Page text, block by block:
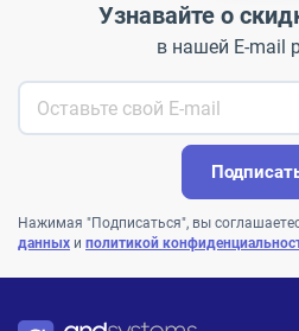
Узнавайте о
в нашей E-mail
Нажимая "Подписаться", вы
данных и политикой